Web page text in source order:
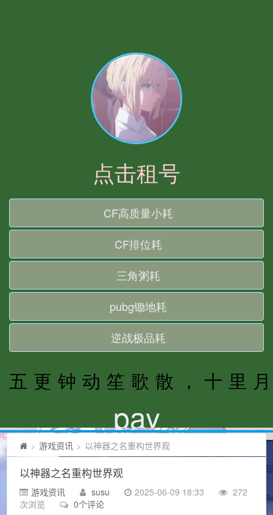
> 游戏资讯 > 以神器之名重构世界观
以神器之名重构世界观
游戏资讯 susu 2025-06-09 18:33
272
次浏览
0个评论